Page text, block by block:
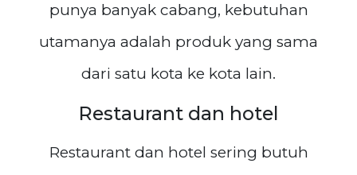
punya banyak cabang, kebutuhan
utamanya adalah produk yang sama
dari satu kota ke kota lain.
Restaurant dan hotel
Restaurant dan hotel sering butuh